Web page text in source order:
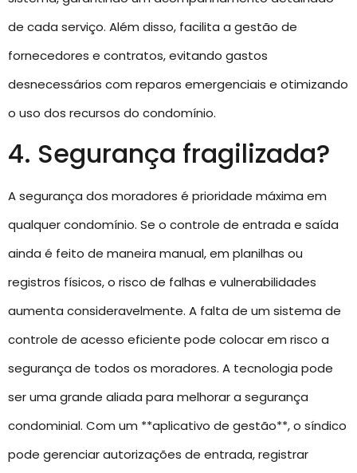
de cada serviço. Além disso, facilita a gestão de
fornecedores e contratos, evitando gastos
desnecessários com reparos emergenciais e otimizando
o uso dos recursos do condomínio.
4. Segurança fragilizada?
A segurança dos moradores é prioridade máxima em
qualquer condomínio. Se o controle de entrada e saída
ainda é feito de maneira manual, em planilhas ou
registros físicos, o risco de falhas e vulnerabilidades
aumenta consideravelmente. A falta de um sistema de
controle de acesso eficiente pode colocar em risco a
segurança de todos os moradores. A tecnologia pode
ser uma grande aliada para melhorar a segurança
condominial. Com um **aplicativo de gestão**, o síndico
pode gerenciar autorizações de entrada, registrar